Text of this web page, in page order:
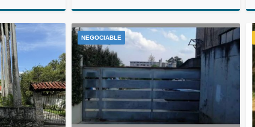
Venta
US$2,950,000
Venta
US$700,000
NEGOCIABLE